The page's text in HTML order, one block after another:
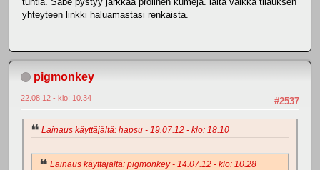
yhteyteen linkki haluamastasi renkaista.
pigmonkey
#2537
22.08.12 - klo: 10.34
Lainaus käyttäjältä: hapsu - 19.07.12 - klo: 18.10
Lainaus käyttäjältä: pigmonkey - 14.07.12 - klo: 10.28